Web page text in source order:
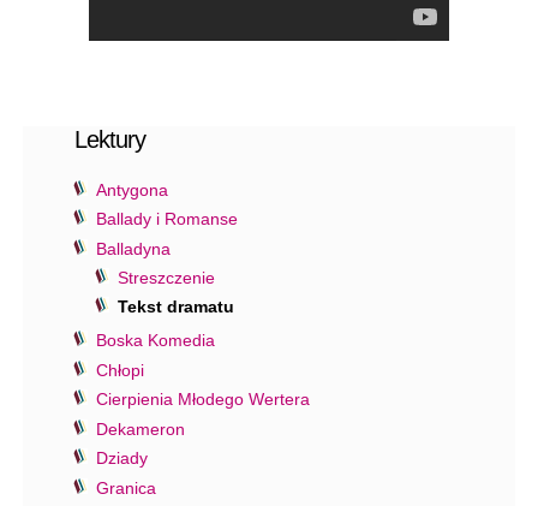
Lektury
Antygona
Ballady i Romanse
Balladyna
Streszczenie
Tekst dramatu
Boska Komedia
Chłopi
Cierpienia Młodego Wertera
Dekameron
Dziady
Granica